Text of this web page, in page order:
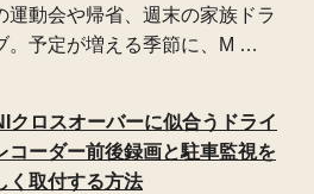
運動会や帰省、週末の家族ドラ
。予定が増える季節に、M …
クロスオーバーに似合うドライ
コーダー前後録画と駐車監視を
く取付する方法